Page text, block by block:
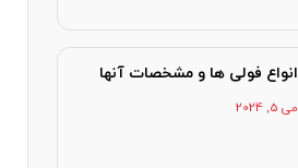
انواع فولی ها و مشخصات آنها
می 5, 2024